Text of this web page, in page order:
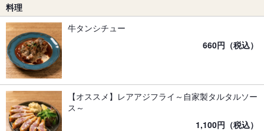
料理
牛タンシチュー
660円（税込）
【オススメ】レアアジフライ～自家製タルタルソー
ス～
1,100円（税込）